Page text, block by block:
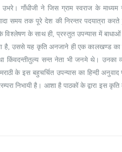
उभरे। गाँधीजी ने जिस ग्राम स्वराज के
समय तक पूरे देश की निरन्तर पदयात्रा
के विश्लेषण के साथ ही, प्रस्तुत उपन्यास में
है, उससे यह कृति अनजाने ही एक कालखण्ड
सन्त नेता भी जनमे थे। उनका
के इस बहुचर्चित उपन्यास का हिन्दी अनुवाद
निभायी है। आशा है पाठकों के द्वारा इस कृति